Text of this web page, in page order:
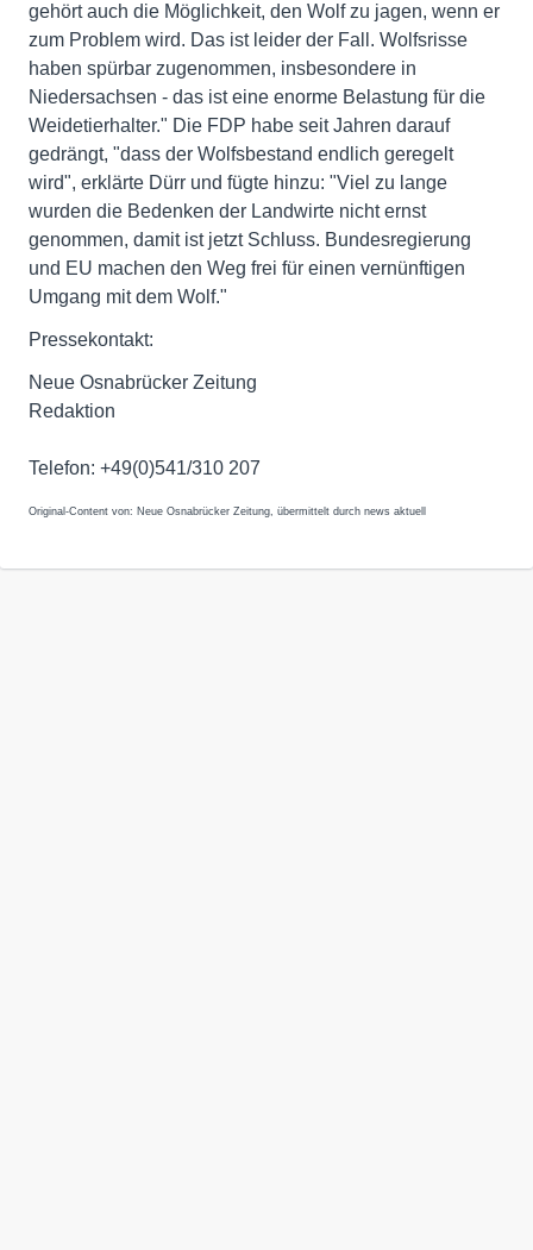
gehört auch die Möglichkeit, den Wolf zu jagen, wenn er
zum Problem wird. Das ist leider der Fall. Wolfsrisse
haben spürbar zugenommen, insbesondere in
Niedersachsen - das ist eine enorme Belastung für die
Weidetierhalter." Die FDP habe seit Jahren darauf
gedrängt, "dass der Wolfsbestand endlich geregelt
wird", erklärte Dürr und fügte hinzu: "Viel zu lange
wurden die Bedenken der Landwirte nicht ernst
genommen, damit ist jetzt Schluss. Bundesregierung
und EU machen den Weg frei für einen vernünftigen
Umgang mit dem Wolf."
Pressekontakt:
Neue Osnabrücker Zeitung
Redaktion
Telefon: +49(0)541/310 207
Original-Content von: Neue Osnabrücker Zeitung, übermittelt durch news aktuell